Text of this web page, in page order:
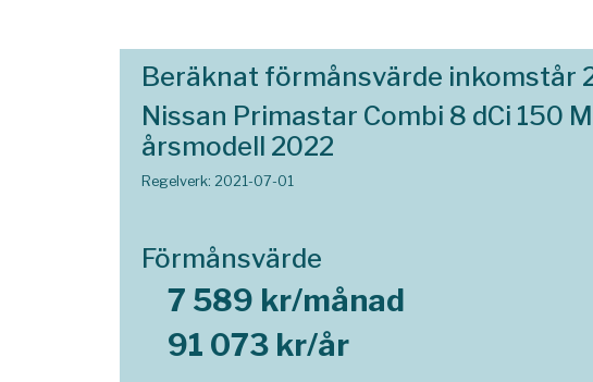
Beräknat förmånsvärde inkomstår
Nissan Primastar Combi 8 dCi 150
årsmodell 2022
Regelverk: 2021-07-01
Förmånsvärde
7 589 kr/månad
91 073 kr/år